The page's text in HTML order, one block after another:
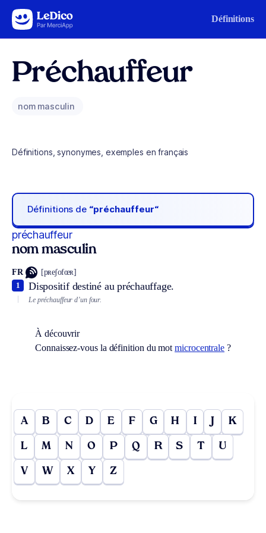
Aller au contenu Définitions
Préchauffeur
nom masculin
Définitions, synonymes, exemples en français
Définitions de “préchauffeur“
préchauffeur
nom masculin
FR [pʀeʃofœʀ]
Dispositif destiné au préchauffage.
1
Le préchauffeur d’un four.
À découvrir
Connaissez-vous la définition du motmicrocentrale ?
A B C D E F G H I J K
L M N O P Q R S T U
V W X Y Z